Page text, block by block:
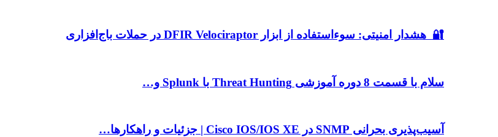
🔐 هشدار امنیتی: سوءاستفاده از ابزار DFIR Velociraptor در حملات باج‌افزاری
سلام با قسمت 8 دوره آموزشی Threat Hunting با Splunk و…
آسیب‌پذیری بحرانی SNMP در Cisco IOS/IOS XE | جزئیات و راهکارها…